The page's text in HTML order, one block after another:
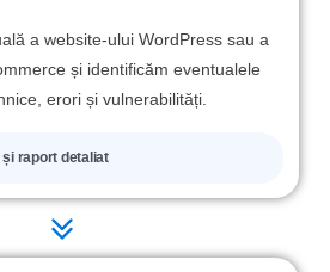
a website-ului WordPress sau a
și identificăm eventualele
erori și vulnerabilități.
raport detaliat